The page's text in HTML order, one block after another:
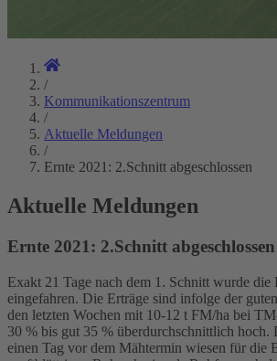
/
Kommunikationszentrum
/
Aktuelle Meldungen
/
Ernte 2021: 2.Schnitt abgeschlossen
Aktuelle Meldungen
Ernte 2021: 2.Schnitt abgeschlossen
Exakt 21 Tage nach dem 1. Schnitt wurde die
eingefahren. Die Erträge sind infolge der
den letzten Wochen mit 10-12 t FM/ha bei
30 % bis gut 35 % überdurchschnittlich hoch.
einen Tag vor dem Mähtermin wiesen für die